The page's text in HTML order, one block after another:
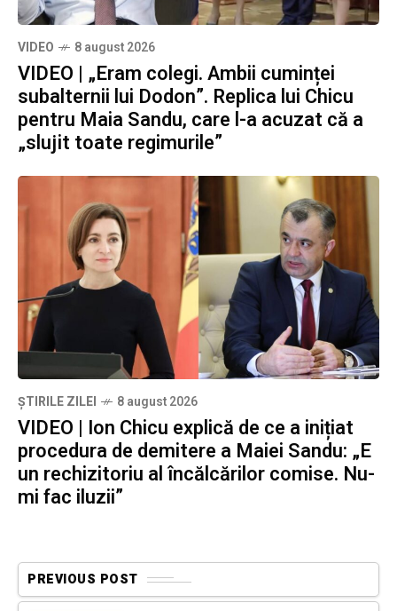
VIDEO 8 august 2026
VIDEO | „Eram colegi. Ambii cuminței
subalternii lui Dodon”. Replica lui Chicu
pentru Maia Sandu, care l-a acuzat că a
„slujit toate regimurile”
ȘTIRILE ZILEI 8 august 2026
VIDEO | Ion Chicu explică de ce a inițiat
procedura de demitere a Maiei Sandu: „E
un rechizitoriu al încălcărilor comise. Nu-
mi fac iluzii”
PREVIOUS POST